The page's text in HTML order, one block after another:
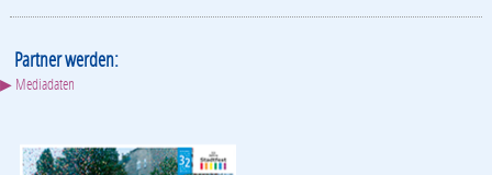
Partner werden:
▶ Mediadaten